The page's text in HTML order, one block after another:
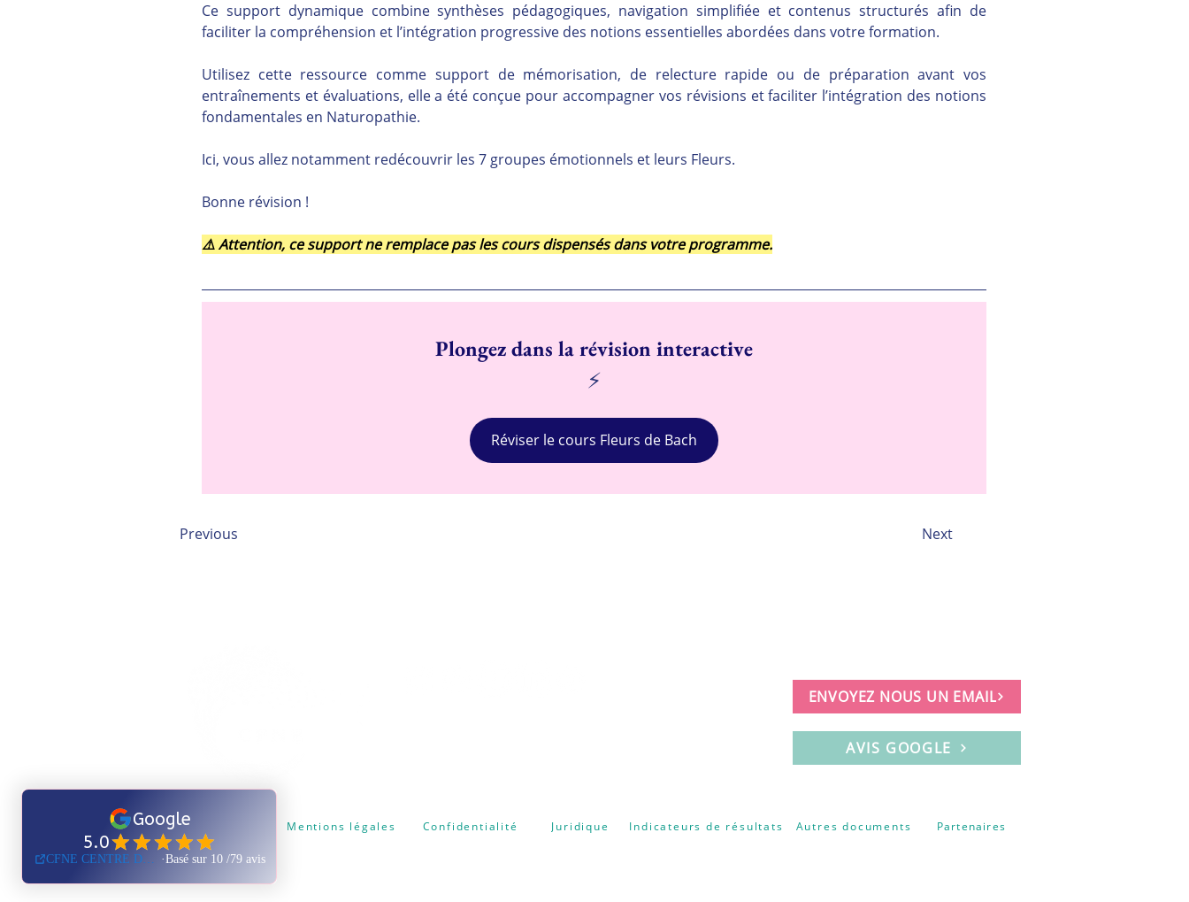
Ce support dynamique combine synthèses pédagogiques, navigation simplifiée et contenus structurés afin de
faciliter la compréhension et l’intégration progressive des notions essentielles abordées dans votre formation.
Utilisez cette ressource comme support de mémorisation, de relecture rapide ou de préparation avant vos
entraînements et évaluations, elle a été conçue pour accompagner vos révisions et faciliter l’intégration des notions
fondamentales en Naturopathie.
Ici, vous allez notamment redécouvrir les 7 groupes émotionnels et leurs Fleurs.
Bonne révision !
⚠️ Attention, ce support ne remplace pas les cours dispensés dans votre programme.
Plongez dans la révision interactive
⚡
Réviser le cours Fleurs de Bach
Previous Next
ENVOYEZ NOUS UN EMAIL
AVIS GOOGLE
Certificat Qualiopi Mentions légales Confidentialité Juridique Indicateurs de résultats Autres documents Partenaires